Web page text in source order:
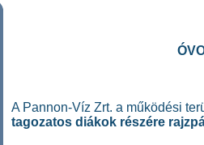
A Pannon-Víz Zrt. a működési
tagozatos diákok részére